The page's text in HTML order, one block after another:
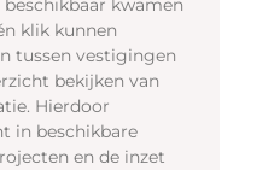
kwamen
klik kunnen
tussen vestigingen
bekijken van
Hierdoor
in beschikbare
en de inzet